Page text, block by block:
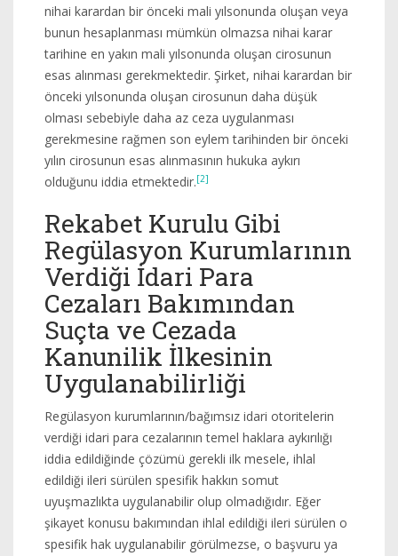
nihai karardan bir önceki mali yılsonunda oluşan veya
bunun hesaplanması mümkün olmazsa nihai karar
tarihine en yakın mali yılsonunda oluşan cirosunun
esas alınması gerekmektedir. Şirket, nihai karardan bir
önceki yılsonunda oluşan cirosunun daha düşük
olması sebebiyle daha az ceza uygulanması
gerekmesine rağmen son eylem tarihinden bir önceki
yılın cirosunun esas alınmasının hukuka aykırı
olduğunu iddia etmektedir.[2]
Rekabet Kurulu Gibi
Regülasyon Kurumlarının
Verdiği İdari Para
Cezaları Bakımından
Suçta ve Cezada
Kanunilik İlkesinin
Uygulanabilirliği
Regülasyon kurumlarının/bağımsız idari otoritelerin
verdiği idari para cezalarının temel haklara aykırılığı
iddia edildiğinde çözümü gerekli ilk mesele, ihlal
edildiği ileri sürülen spesifik hakkın somut
uyuşmazlıkta uygulanabilir olup olmadığıdır. Eğer
şikayet konusu bakımından ihlal edildiği ileri sürülen o
spesifik hak uygulanabilir görülmezse, o başvuru ya